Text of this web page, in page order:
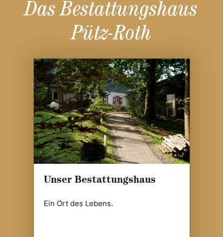
Das Bestattungshaus
Pütz-Roth
Unser Bestattungshaus
Ein Ort des Lebens.